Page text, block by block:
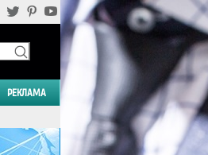
РЕКЛАМА